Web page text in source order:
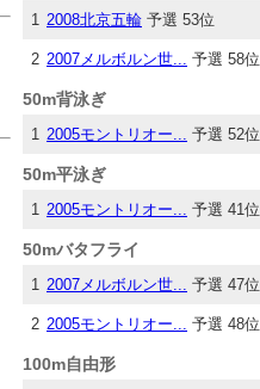
1 2008北京五輪 予選 53位
2 2007メルボルン世... 予選 58位
50m背泳ぎ
1 2005モントリオー... 予選 52位
50m平泳ぎ
1 2005モントリオー... 予選 41位
50mバタフライ
1 2007メルボルン世... 予選 47位
2 2005モントリオー... 予選 48位
100m自由形